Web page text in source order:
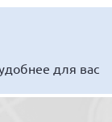
для вас